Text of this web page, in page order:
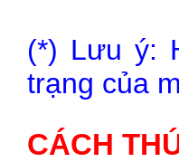
(*) Lưu ý:
trạng của
CÁCH